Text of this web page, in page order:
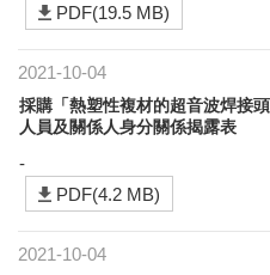
PDF(19.5 MB)
2021-10-04
採購「熱塑性複材的超音波焊接
人員及關係人身分關係揭露表
-
PDF(4.2 MB)
2021-10-04